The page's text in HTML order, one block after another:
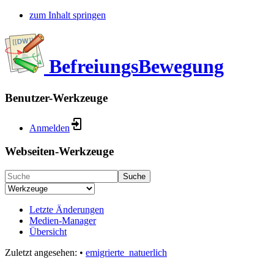
zum Inhalt springen
BefreiungsBewegung
Benutzer-Werkzeuge
Anmelden
Webseiten-Werkzeuge
Suche
Letzte Änderungen
Medien-Manager
Übersicht
Zuletzt angesehen: • emigrierte_natuerlich